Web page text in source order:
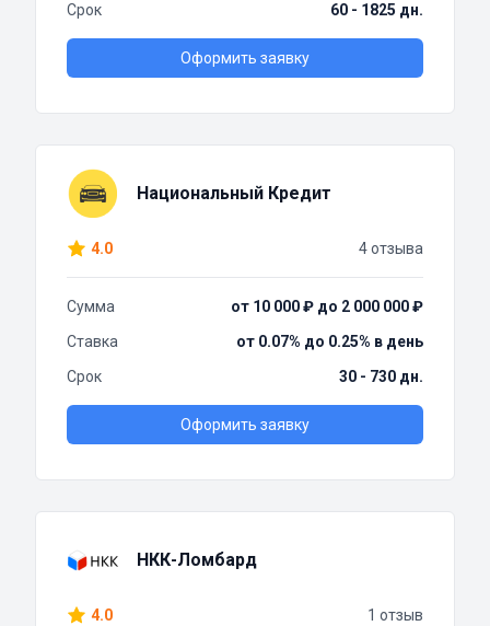
Срок
60 - 1825 дн.
Оформить заявку
Национальный Кредит
4.0 4 отзыва
Сумма
от 10 000 ₽ до 2 000 000 ₽
Ставка
от 0.07% до 0.25% в день
Срок
30 - 730 дн.
Оформить заявку
НКК-Ломбард
4.0 1 отзыв